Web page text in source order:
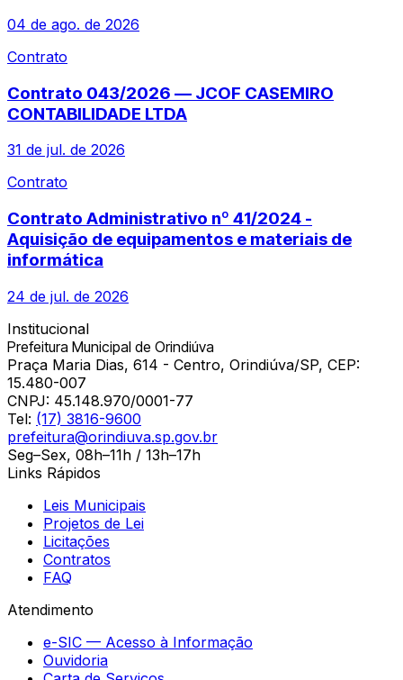
04 de ago. de 2026
Contrato
Contrato 043/2026 — JCOF CASEMIRO
CONTABILIDADE LTDA
31 de jul. de 2026
Contrato
Contrato Administrativo nº 41/2024 -
Aquisição de equipamentos e materiais de
informática
24 de jul. de 2026
Institucional
Prefeitura Municipal de Orindiúva
Praça Maria Dias, 614 - Centro, Orindiúva/SP, CEP:
15.480-007
CNPJ: 45.148.970/0001-77
Tel: (17) 3816-9600
prefeitura@orindiuva.sp.gov.br
Seg–Sex, 08h–11h / 13h–17h
Links Rápidos
Leis Municipais
Projetos de Lei
Licitações
Contratos
FAQ
Atendimento
e-SIC — Acesso à Informação
Ouvidoria